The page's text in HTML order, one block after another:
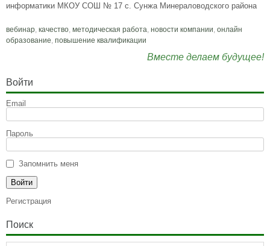
информатики МКОУ СОШ № 17 с. Сунжа Минераловодского района
вебинар, качество, методическая работа, новости компании, онлайн
образование, повышение квалификации
Вместе делаем будущее!
Войти
Email
Пароль
Запомнить меня
Регистрация
Поиск